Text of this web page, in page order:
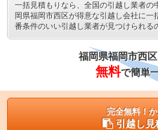
一括見積もりなら、全国の引越し業者
岡県福岡市西区が得意な引越し会社に
番条件のいい引越し業者が見つけられる
福岡県福岡市西
無料で簡単
完全無料！
引越し見